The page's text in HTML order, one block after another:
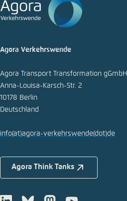
E-Mail
Agora Verkehrswende
Agora Transport Transformation gGmbH
Anna-Louisa-Karsch-Str. 2
10178 Berlin
Deutschland
info(at)agora-verkehrswende(dot)de
Agora Think Tanks